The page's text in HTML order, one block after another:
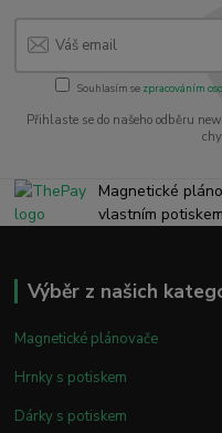
Souhlasím se zpracováním
Přihlaste se do našeho odběru
Magnetické
vlastním potiskem
Výběr z našich
Magnetické plánovače
Hrnky s potiskem
Dárky s potiskem